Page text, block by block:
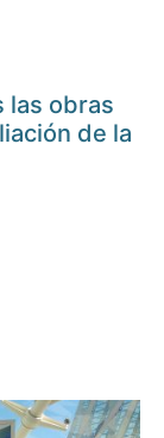
las obras
de la